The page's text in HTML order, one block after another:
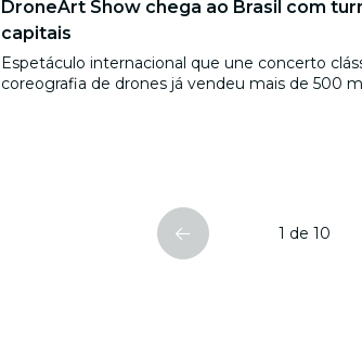
DroneArt Show chega ao Brasil com
capitais
Espetáculo internacional que une concerto
coreografia de drones já vendeu mais de 500
1 de 10